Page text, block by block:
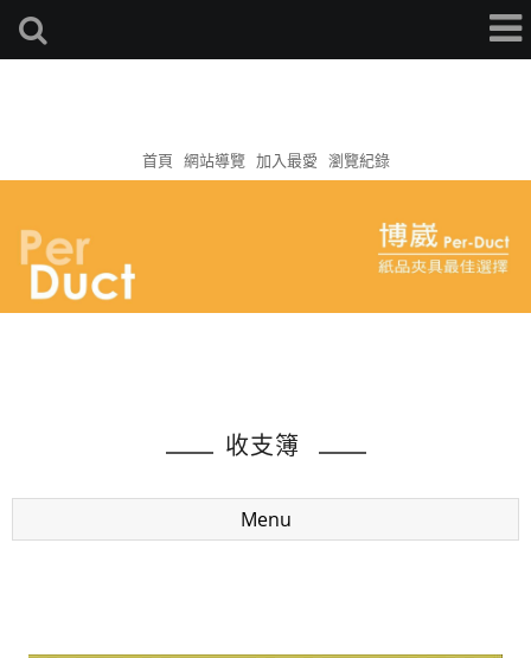
首頁 網站導覽 加入最愛 瀏覽紀錄
收支簿
Menu